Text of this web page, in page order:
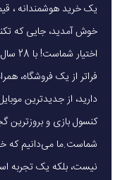
خوش آمدید، جایی که
فراتر از یک فروشگاه،
دارید، از جدیدترین
کنسول بازی و بروزترین
شماست.ما می‌دانیم که